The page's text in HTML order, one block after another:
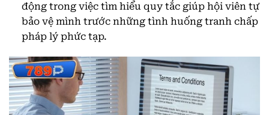
động trong việc tìm hiểu quy tắc giúp hội viên tự
bảo vệ mình trước những tình huống tranh chấp
pháp lý phức tạp.